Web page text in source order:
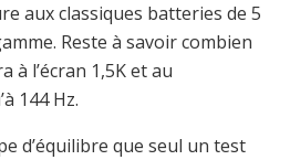
aux classiques batteries de 5
Reste à savoir combien
à l’écran 1,5K et au
144 Hz.
d’équilibre que seul un test